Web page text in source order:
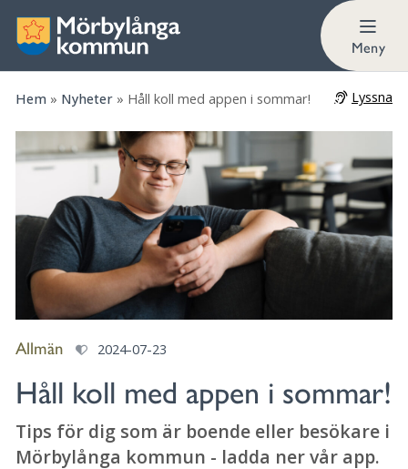
Meny
Hem » Nyheter » Håll koll med appen i sommar! Lyssna
Allmän 2024-07-23
Håll koll med appen i sommar!
Tips för dig som är boende eller besökare i
Mörbylånga kommun - ladda ner vår app.